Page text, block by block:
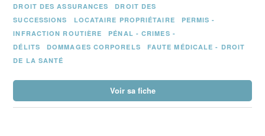
DROIT DES ASSURANCES
DROIT DES
SUCCESSIONS
LOCATAIRE PROPRIÉTAIRE
PERMIS -
INFRACTION ROUTIÈRE
PÉNAL - CRIMES -
DÉLITS
DOMMAGES CORPORELS
FAUTE MÉDICALE - DROIT
DE LA SANTÉ
Voir sa fiche